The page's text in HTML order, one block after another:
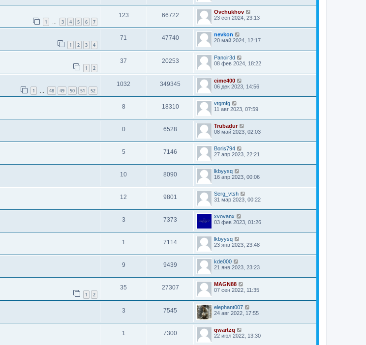
1 3 4 5 6 7
123 66722
Ovchukhov
23 сен 2024, 23:13
1 2 3 4
71 47740
nevkon
20 май 2024, 12:17
1 2
37 20253
Pancir3d
08 фев 2024, 18:22
1 48 49 50 51 52
1032 349345
cime400
06 дек 2023, 14:56
8 18310
vtgmfg
11 авг 2023, 07:59
0 6528
Trubadur
08 май 2023, 02:03
5 7146
Boris794
27 апр 2023, 22:21
10 8090
lkbyysq
16 апр 2023, 00:06
12 9801
Serg_vtsh
31 мар 2023, 00:22
3 7373
xvovanx
03 фев 2023, 01:26
1 7114
lkbyysq
23 янв 2023, 23:48
9 9439
kde000
21 янв 2023, 23:23
1 2
35 27307
MAGN88
07 сен 2022, 11:35
3 7545
elephant007
24 авг 2022, 17:55
1 7300
qwartzq
22 июл 2022, 13:30